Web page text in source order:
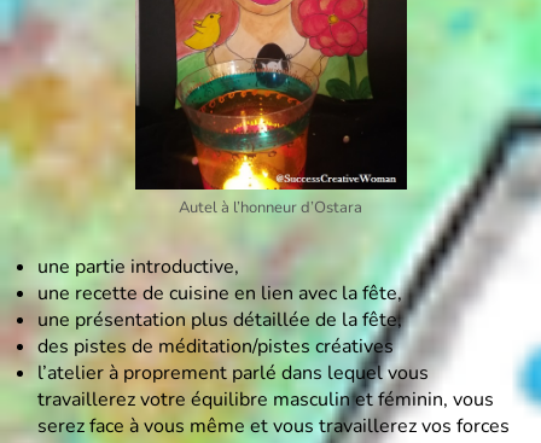
Autel à l’honneur d’Ostara
une partie introductive,
une recette de cuisine en lien avec la fête,
une présentation plus détaillée de la fête,
des pistes de méditation/pistes créatives
l’atelier à proprement parlé dans lequel vous
travaillerez votre équilibre masculin et féminin, vous
serez face à vous même et vous travaillerez vos forces